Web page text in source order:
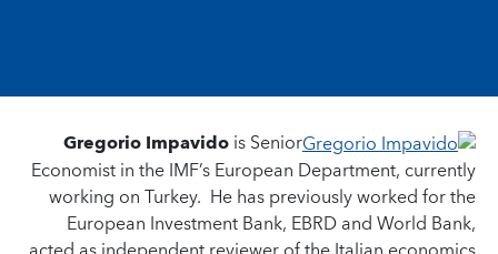
Gregorio Impavidois Senior
Economist in the IMF’s European Department, currently
working on Turkey. He has previously worked for the
European Investment Bank, EBRD and World Bank,